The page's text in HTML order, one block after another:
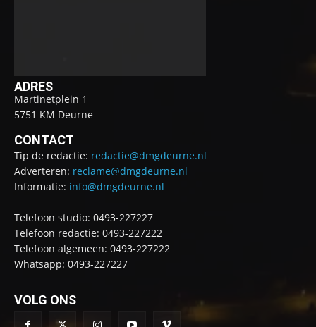
ADRES
Martinetplein 1
5751 KM Deurne
CONTACT
Tip de redactie: redactie@dmgdeurne.nl
Adverteren: reclame@dmgdeurne.nl
Informatie: info@dmgdeurne.nl
Telefoon studio: 0493-227227
Telefoon redactie: 0493-227222
Telefoon algemeen: 0493-227222
Whatsapp: 0493-227227
VOLG ONS